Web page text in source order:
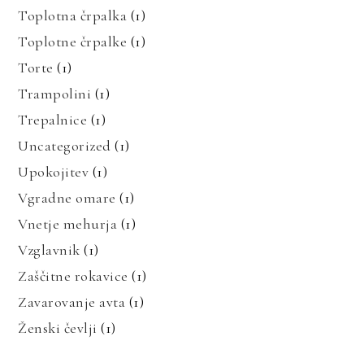
Toplotna črpalka (1)
Toplotne črpalke (1)
Torte (1)
Trampolini (1)
Trepalnice (1)
Uncategorized (1)
Upokojitev (1)
Vgradne omare (1)
Vnetje mehurja (1)
Vzglavnik (1)
Zaščitne rokavice (1)
Zavarovanje avta (1)
Ženski čevlji (1)